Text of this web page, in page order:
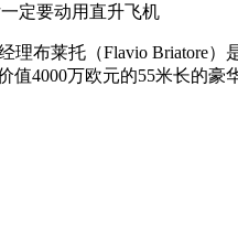
定要动用直升飞机
理布莱托（Flavio Briatore
值4000万欧元的55米长的豪